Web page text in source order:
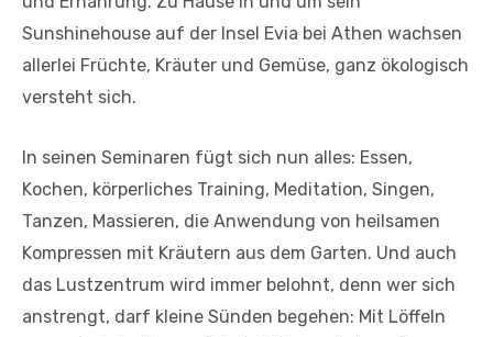
Sunshinehouse auf der Insel Evia bei Athen wachsen
allerlei Früchte, Kräuter und Gemüse, ganz ökologisch
versteht sich.
In seinen Seminaren fügt sich nun alles: Essen,
Kochen, körperliches Training, Meditation, Singen,
Tanzen, Massieren, die Anwendung von heilsamen
Kompressen mit Kräutern aus dem Garten. Und auch
das Lustzentrum wird immer belohnt, denn wer sich
anstrengt, darf kleine Sünden begehen: Mit Löffeln